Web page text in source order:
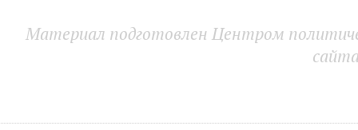
Материал подготовлен Центром